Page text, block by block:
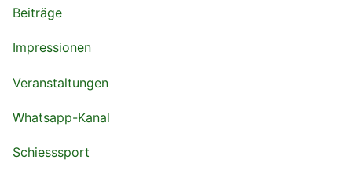
Beiträge
Impressionen
Veranstaltungen
Whatsapp-Kanal
Schiesssport